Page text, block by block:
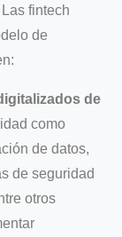
fintech
de
de
como
de datos,
de seguridad
otros